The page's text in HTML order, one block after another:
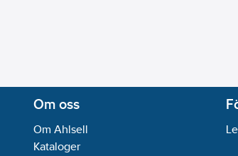
Om oss
Om Ahlsell
Kataloger